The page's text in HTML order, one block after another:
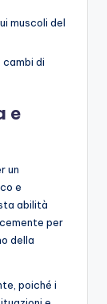
muscoli del
cambi di
e
un
e
abilità
per
della
poiché i